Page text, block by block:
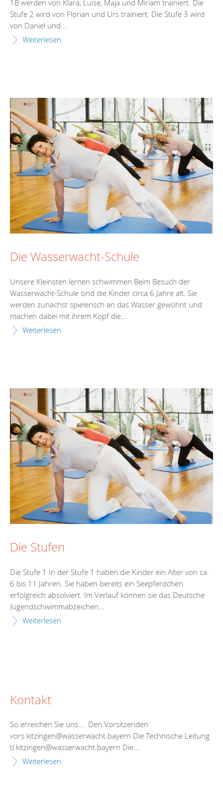
1B werden von Klara, Luise, Maja und Miriam trainiert. Die
Stufe 2 wird von Florian und Urs trainiert. Die Stufe 3 wird
von Daniel und...
Weiterlesen
Die Wasserwacht-Schule
Unsere Kleinsten lernen schwimmen Beim Besuch der
Wasserwacht-Schule sind die Kinder circa 6 Jahre alt. Sie
werden zunächst spielerisch an das Wasser gewöhnt und
machen dabei mit ihrem Kopf die...
Weiterlesen
Die Stufen
Die Stufe 1 In der Stufe 1 haben die Kinder ein Alter von ca.
6 bis 11 Jahren. Sie haben bereits ein Seepferdchen
erfolgreich absolviert. Im Verlauf können sie das Deutsche
Jugendschwimmabzeichen...
Weiterlesen
Kontakt
So erreichen Sie uns ... Den Vorsitzenden
vors.kitzingen@wasserwacht.bayern Die Technische Leitung
tl.kitzingen@wasserwacht.bayern Die...
Weiterlesen